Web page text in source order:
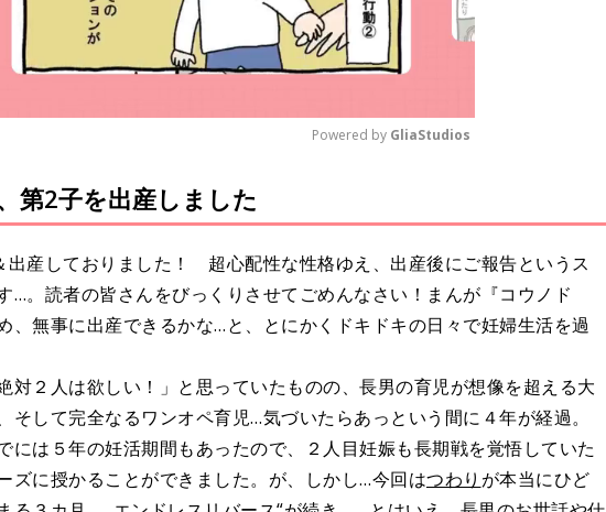
u
e
Powered by GliaStudios
第2子を出産しました
産しておりました！ 超心配性な性格ゆえ、出産後にご報告というス
…。読者の皆さんをびっくりさせてごめんなさい！まんが『コウノド
、無事に出産できるかな…と、とにかくドキドキの日々で妊婦生活を過
対２人は欲しい！」と思っていたものの、長男の育児が想像を超える大
そして完全なるワンオペ育児…気づいたらあっという間に４年が経過。
には５年の妊活期間もあったので、２人目妊娠も長期戦を覚悟していた
ズに授かることができました。が、しかし…今回はつわり が本当にひど